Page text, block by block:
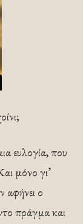
ευλογία, που
μόνο γι’
αφήνει ο
πράγμα και